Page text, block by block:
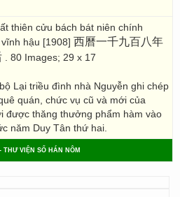
thiên cửu bách bát niên chính
hậu [1908] 西曆一千九百八年
. 80 Images; 29 x 17
Lại triều đình nhà Nguyễn ghi chép
quán, chức vụ cũ và mới của
được thăng thưởng phẩm hàm vào
năm Duy Tân thứ hai.
- THƯ VIỆN SỐ HÁN NÔM